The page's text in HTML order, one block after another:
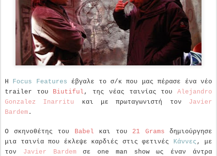
Η Focus Features έβγαλε το σ/κ που μας πέρασε ένα νέο
trailer του Biutiful , της νέας ταινίας τουAlejandro
Gonzalez Inarritu και με πρωταγωνιστή τον Javier
Bardem .
Ο σκηνοθέτης του Babel και του 21 Grams δημιούργησε
μια ταινία που έκλεψε καρδιές στις φετινές Κάννες , με
τον Javier Bardem σε one man show ως έναν άντρα